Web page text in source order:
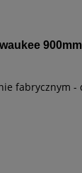
fabrycznym -